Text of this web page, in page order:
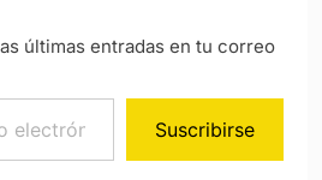
últimas entradas en tu correo
Suscribirse